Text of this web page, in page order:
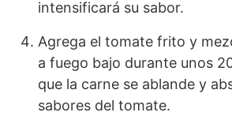
intensificará su sabor.
Agrega el tomate frito y
a fuego bajo durante unos
que la carne se ablande y
sabores del tomate.